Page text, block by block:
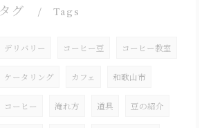
タグ Tags
デリバリー コーヒー豆 コーヒー教室
ケータリング カフェ 和歌山市
コーヒー 淹れ方 道具 豆の紹介